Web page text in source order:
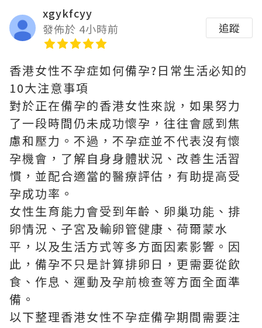
xgykfcyy
發佈於 4小時前
追蹤
香港女性不孕症如何備孕?日常生活必知的
10大注意事項
對於正在備孕的香港女性來說，如果努力
了一段時間仍未成功懷孕，往往會感到焦
慮和壓力。不過，不孕症並不代表沒有懷
孕機會，了解自身身體狀況、改善生活習
慣，並配合適當的醫療評估，有助提高受
孕成功率。
女性生育能力會受到年齡、卵巢功能、排
卵情況、子宮及輸卵管健康、荷爾蒙水
平，以及生活方式等多方面因素影響。因
此，備孕不只是計算排卵日，更需要從飲
食、作息、運動及孕前檢查等方面全面準
備。
以下整理香港女性不孕症備孕期間需要注